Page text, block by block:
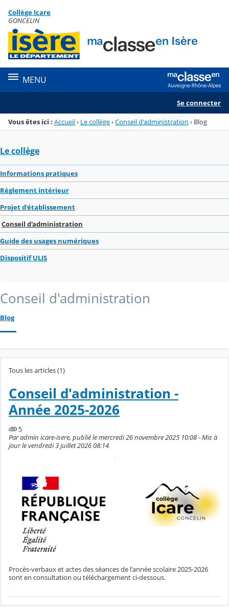
Menu de la rubrique
Contenu
Collège Icare
GONCELIN
MENU
Se connecter
Vous êtes ici : Accueil› Le collège›Conseil d'administration › Blog
Le collège
Informations pratiques
Règlement intérieur
Projet d'établissement
Conseil d'administration
Guide des usages numériques
Dispositif ULIS
Conseil d'administration
Blog
Tous les articles (1)
Conseil d'administration -
Année 2025-2026
5
Par admin icare-isere, publié le mercredi 26 novembre 2025 10:08 - Mis à
jour le vendredi 3 juillet 2026 08:14
Procès-verbaux et actes des séances de l'année scolaire 2025-2026
sont en consultation ou téléchargement ci-dessous.